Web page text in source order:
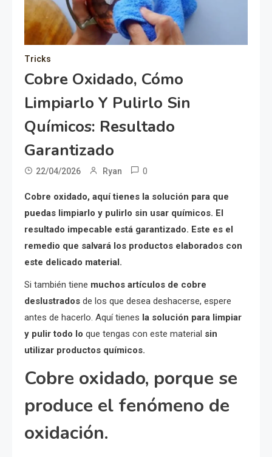
Tricks
Cobre Oxidado, Cómo
Limpiarlo Y Pulirlo Sin
Químicos: Resultado
Garantizado
22/04/2026 Ryan 0
Cobre oxidado, aquí tienes la solución para que
puedas limpiarlo y pulirlo sin usar químicos. El
resultado impecable está garantizado. Este es el
remedio que salvará los productos elaborados con
este delicado material.
Si también tiene muchos artículos de cobre
deslustrados de los que desea deshacerse, espere
antes de hacerlo. Aquí tienes la solución para limpiar
y pulir todo lo que tengas con este material sin
utilizar productos químicos.
Cobre oxidado, porque se
produce el fenómeno de
oxidación.